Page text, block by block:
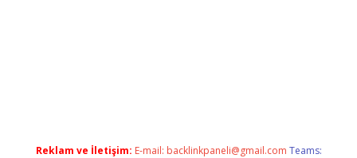
Reklam ve İletişim: E-mail: backlinkpaneli@gmail.com Teams: